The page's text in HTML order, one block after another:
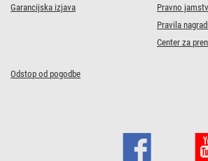
Garancijska izjava
Pravno
Pravila
Center za
Odstop od pogodbe